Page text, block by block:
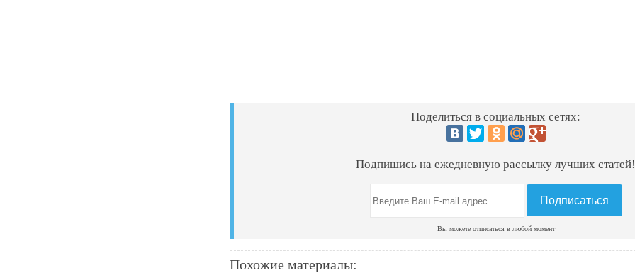
Поделиться в социальных сетях:
Подпишись на ежедневную рассылку лучших
Вы можете отписаться в любой момент
Похожие материалы: